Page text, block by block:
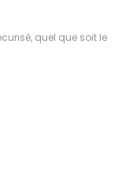
quel que soit le